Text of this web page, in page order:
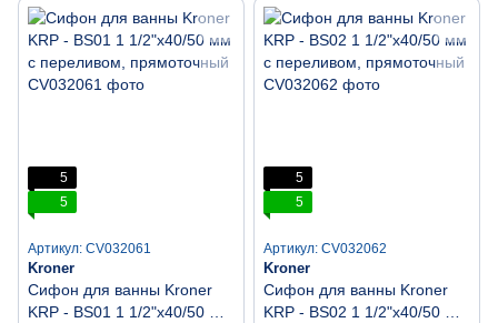
5
5
Артикул: CV032061
Kroner
Сифон для ванны Kroner
KRP - BS01 1 1/2"х40/50 мм
5
5
Артикул: CV032062
Kroner
Сифон для ванны Kroner
KRP - BS02 1 1/2"х40/50 мм